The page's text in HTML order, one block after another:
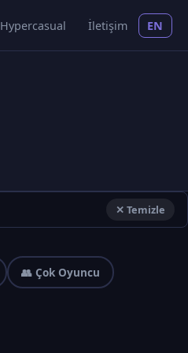
Hypercasual İletişim EN
✕ Temizle
👥 Çok Oyuncu